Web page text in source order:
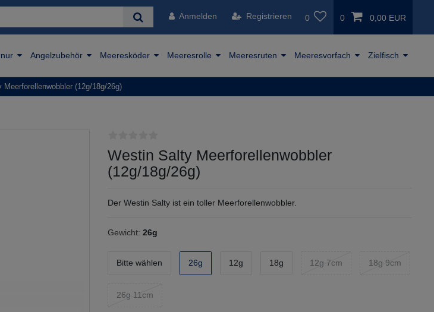
Anmelden Registrieren 0 0 0,00 EUR
Angelzubehör Meeresköder Meeresrolle Meeresruten Meeresvorfach Zielfisch
Meerforellenwobbler (12g/18g/26g)
Westin Salty Meerforellenwobbler
(12g/18g/26g)
Der Westin Salty ist ein toller Meerforellenwobbler.
Gewicht: 26g
Bitte wählen 26g 12g 18g 12g 7cm 18g 9cm
26g 11cm